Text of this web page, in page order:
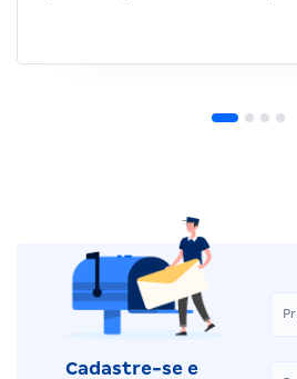
Cadastre-se e